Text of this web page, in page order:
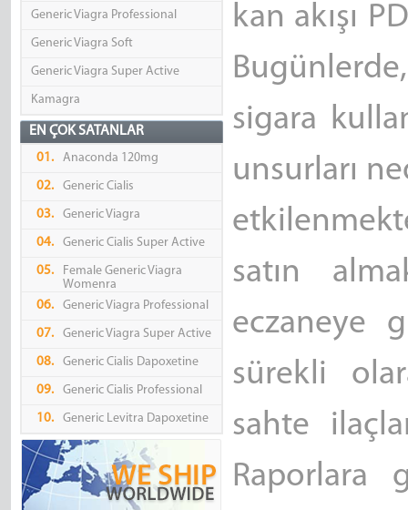
Generic Viagra Professional
Generic Viagra Soft
Generic Viagra Super Active
Kamagra
EN ÇOK SATANLAR
01. Anaconda 120mg
02. Generic Cialis
03. Generic Viagra
04. Generic Cialis Super Active
05.
Female Generic Viagra
Womenra
06.
Generic Viagra Professional
07. Generic Viagra Super Active
08. Generic Cialis Dapoxetine
09. Generic Cialis Professional
10. Generic Levitra Dapoxetine
kan akışı
sigara
unsurları
satın
eczaneye
sürekli
sahte
Raporlara